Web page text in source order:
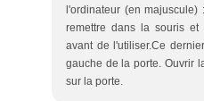
l'ordinateur (en
remettre dans la souris
avant de l'utiliser.Ce
gauche de la porte. Ouvrir
sur la porte.